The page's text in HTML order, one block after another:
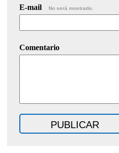
E-mail No será mostrado.
Comentario